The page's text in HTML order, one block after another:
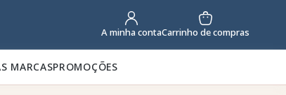
A minha contaCarrinho de compras
MARCASPROMOÇÕES